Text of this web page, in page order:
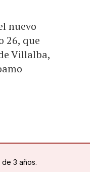
nuevo
26, que
Villalba,
3 años.